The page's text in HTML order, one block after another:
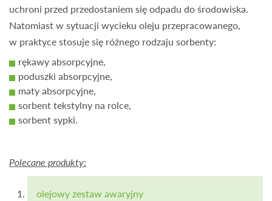
uchroni przed przedostaniem się odpadu do środowiska.
Natomiast w sytuacji wycieku oleju przepracowanego,
w praktyce stosuje się różnego rodzaju sorbenty:
rękawy absorpcyjne,
poduszki absorpcyjne,
maty absorpcyjne,
sorbent tekstylny na rolce,
sorbent sypki.
Polecane produkty:
olejowy zestaw awaryjny